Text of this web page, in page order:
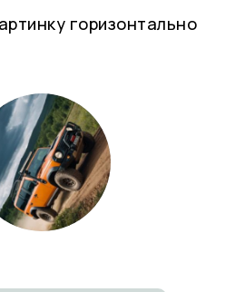
горизонтально